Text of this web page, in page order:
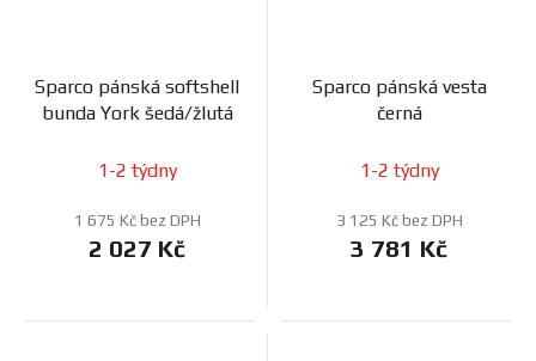
Sparco pánská softshell
bunda York šedá/žlutá
1-2 týdny
1 675 Kč bez DPH
2 027 Kč
Sparco pánská vesta
černá
1-2 týdny
3 125 Kč bez DPH
3 781 Kč